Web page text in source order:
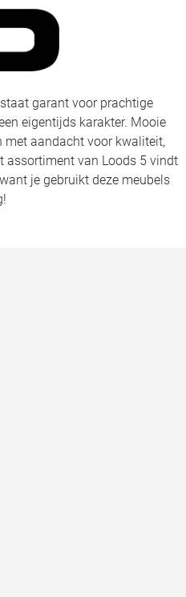
garant voor prachtige
eigentijds karakter. Mooie
met aandacht voor kwaliteit,
assortiment van Loods 5 vindt
je gebruikt deze meubels